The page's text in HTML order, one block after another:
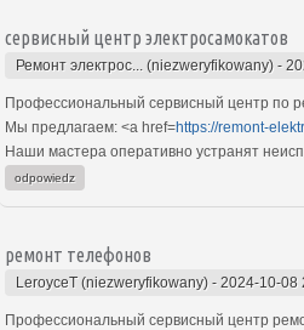
сервисный центр электросамокатов
Ремонт электрос... (niezweryfikowany) -
Профессиональный сервисный центр по
Мы предлагаем: <a href=https://remont-
Наши мастера оперативно устранят
odpowiedz
ремонт телефонов
LeroyceT (niezweryfikowany) - 2024-10-08
Профессиональный сервисный центр